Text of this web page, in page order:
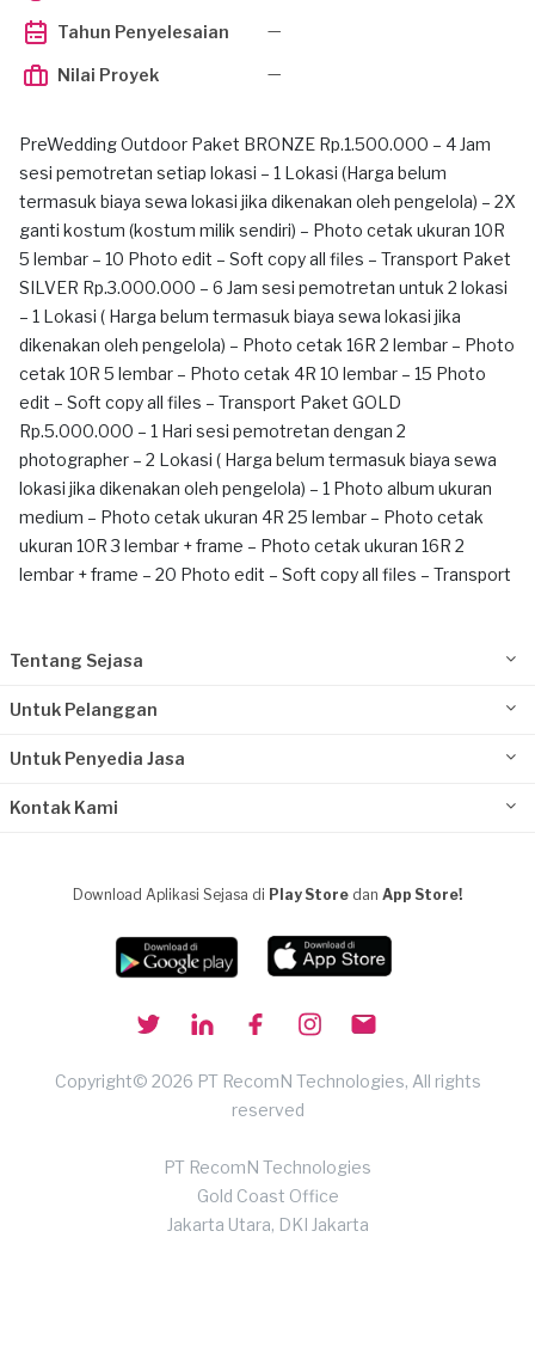
Tahun Penyelesaian —
Nilai Proyek —
PreWedding Outdoor Paket BRONZE Rp.1.500.000 – 4 Jam
sesi pemotretan setiap lokasi – 1 Lokasi (Harga belum
termasuk biaya sewa lokasi jika dikenakan oleh pengelola) – 2X
ganti kostum (kostum milik sendiri) – Photo cetak ukuran 10R
5 lembar – 10 Photo edit – Soft copy all files – Transport Paket
SILVER Rp.3.000.000 – 6 Jam sesi pemotretan untuk 2 lokasi
– 1 Lokasi ( Harga belum termasuk biaya sewa lokasi jika
dikenakan oleh pengelola) – Photo cetak 16R 2 lembar – Photo
cetak 10R 5 lembar – Photo cetak 4R 10 lembar – 15 Photo
edit – Soft copy all files – Transport Paket GOLD
Rp.5.000.000 – 1 Hari sesi pemotretan dengan 2
photographer – 2 Lokasi ( Harga belum termasuk biaya sewa
lokasi jika dikenakan oleh pengelola) – 1 Photo album ukuran
medium – Photo cetak ukuran 4R 25 lembar – Photo cetak
ukuran 10R 3 lembar + frame – Photo cetak ukuran 16R 2
lembar + frame – 20 Photo edit – Soft copy all files – Transport
Tentang Sejasa
Untuk Pelanggan
Untuk Penyedia Jasa
Kontak Kami
Download Aplikasi Sejasa di Play Store dan App Store!
Copyright© 2026 PT RecomN Technologies, All rights
reserved
PT RecomN Technologies
Gold Coast Office
Jakarta Utara, DKI Jakarta